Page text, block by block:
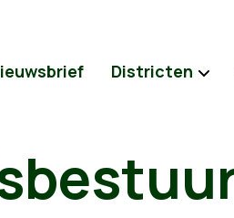
Districten